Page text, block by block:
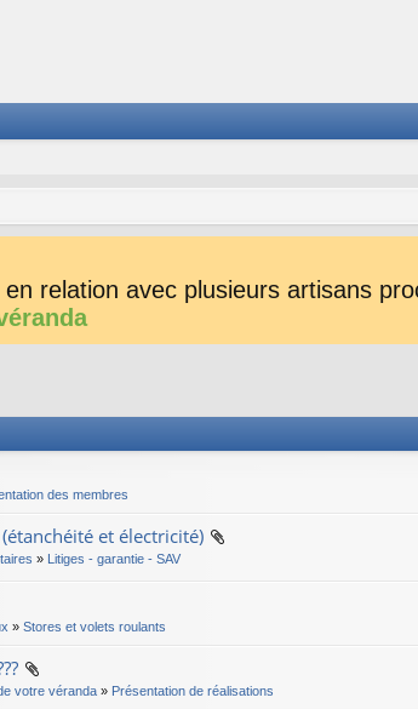
relation avec plusieurs artisans
des membres
et électricité)
» Litiges - garantie - SAV
» Stores et volets roulants
votre véranda » Présentation de réalisations